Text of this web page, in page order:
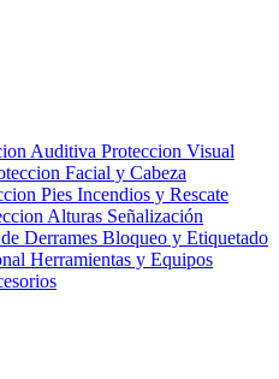
Auditiva Proteccion Visual
Facial y Cabeza
Pies Incendios y Rescate
Alturas Señalización
Derrames Bloqueo y Etiquetado
Herramientas y Equipos